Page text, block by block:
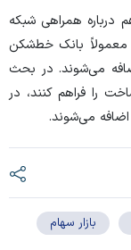
درباره همراهی شبکه
معمولاً بانک خط‌شکن
می‌شوند. در بحث
را فراهم کنند، در
اضافه می‌شوند.
بازار سهام